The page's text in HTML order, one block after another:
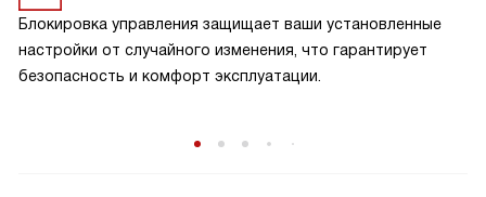
Блокировка управления защищает ваши установленные
настройки от случайного изменения, что гарантирует
безопасность и комфорт эксплуатации.